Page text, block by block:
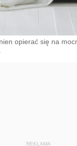
opierać się na